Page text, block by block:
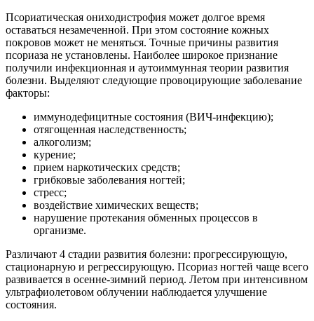
Псориатическая ониходистрофия может долгое время
оставаться незамеченной. При этом состояние кожных
покровов может не меняться. Точные причины развития
псориаза не установлены. Наиболее широкое признание
получили инфекционная и аутоиммунная теории развития
болезни. Выделяют следующие провоцирующие заболевание
факторы:
иммунодефицитные состояния (ВИЧ-инфекцию);
отягощенная наследственность;
алкоголизм;
курение;
прием наркотических средств;
грибковые заболевания ногтей;
стресс;
воздействие химических веществ;
нарушение протекания обменных процессов в
организме.
Различают 4 стадии развития болезни: прогрессирующую,
стационарную и регрессирующую. Псориаз ногтей чаще всего
развивается в осенне-зимний период. Летом при интенсивном
ультрафиолетовом облучении наблюдается улучшение
состояния.